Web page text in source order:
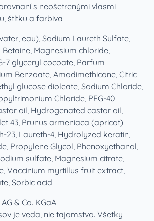
s neošetrenými vlasmi
štítku a farbiva
eau), Sodium Laureth Sulfate,
Magnesium chloride,
7 glyceryl cocoate, Parfum
Benzoate, Amodimethicone, Citric
glucose dioleate, Sodium Chloride,
Chloride, PEG-40
oil, Hydrogenated castor oil,
43, Prunus armeniaca (apricot)
23, Laureth-4, Hydrolyzed keratin,
Propylene Glycol, Phenoxyethanol,
sulfate, Magnesium citrate,
Vaccinium myrtillus fruit extract,
Sorbic acid
& Co. KGaA
je veda, nie tajomstvo. Všetky